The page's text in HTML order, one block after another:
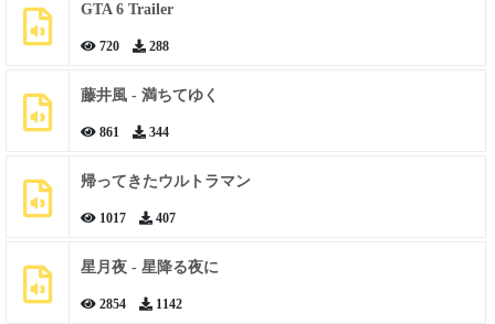
GTA 6 Trailer
720 288
藤井風 - 満ちてゆく
861 344
帰ってきたウルトラマン
1017 407
星月夜 - 星降る夜に
2854 1142